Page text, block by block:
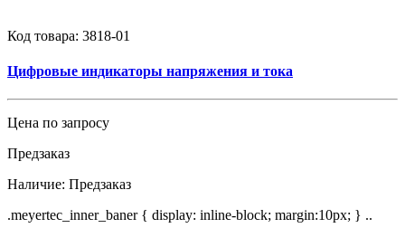
Код товара: 3818-01
Цифровые индикаторы напряжения и тока
Цена по запросу
Предзаказ
Наличие: Предзаказ
.meyertec_inner_baner { display: inline-block; margin:10px; } ..